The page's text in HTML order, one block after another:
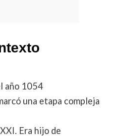
año 1054
una etapa compleja
Era hijo de